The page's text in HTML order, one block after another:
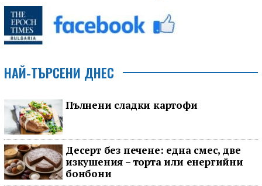
НАЙ-ТЪРСЕНИ ДНЕС
Пълнени сладки картофи
Десерт без печене: една смес, две
изкушения – торта или енергийни
бонбони